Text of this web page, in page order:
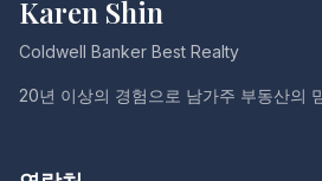
Karen Shin
Coldwell Banker Best Realty
20년 이상의 경험으로 남가주 부동산의